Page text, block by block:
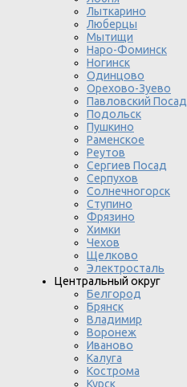
Лыткарино
Люберцы
Мытищи
Наро-Фоминск
Ногинск
Одинцово
Орехово-Зуево
Павловский Посад
Подольск
Пушкино
Раменское
Реутов
Сергиев Посад
Серпухов
Солнечногорск
Ступино
Фрязино
Химки
Чехов
Щелково
Электросталь
Центральный округ
Белгород
Брянск
Владимир
Воронеж
Иваново
Калуга
Кострома
Курск